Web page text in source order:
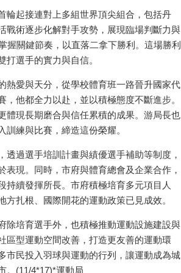
輪起接連對上多組世界頂尖組合，包括丹
戰術逐步化解對手攻勢，展現臨場判斷力與
握關鍵節奏，以直落二拿下勝利。這場勝利
選手的實力與自信。
熱愛與天分，從學校體育班一路晉升國家代
他都全力以赴，並以積極態度不斷進步。
體現長期磨合與信任累積的成果。游局長也
練與比賽，締造這份榮耀。
過選手培訓計畫與績優選手補助等制度，
現。同時，市府與體育總會及企業合作，
持續發揮所長。市府積極培育多元項目人
扎根、國際開花的運動政策已見成效。
除培育選手外，也積極推動運動設施建設與
區型運動空間改善，打造更友善的運動環
市民投入羽球與運動的行列，讓運動成為城
。(11/4*17)*運動局